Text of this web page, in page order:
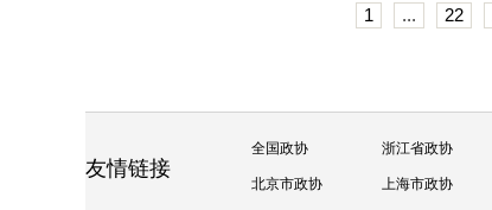
1 ... 22
友情链接
全国政协 浙江省政协
北京市政协 上海市政协